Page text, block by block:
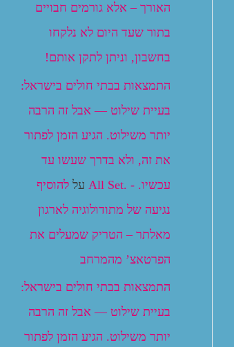
האורך – אלא גורמים חבויים
בתור שעד היום לא נלקחו
בחשבון, וניתן לתקן אותם!
התמצאות בבתי חולים בישראל:
בעיית שילוט — אבל זה הרבה
יותר משילוט. הגיע הזמן לפתור
את זה, ולא בדרך שעשו עד
עכשיו. - .All Set
עללהוסיף
נגיעה של מתודולוגיה לארגון
מאלתר – הטריק שמעלים את
הפרטאצ’ מהמרחב
התמצאות בבתי חולים בישראל:
בעיית שילוט — אבל זה הרבה
יותר משילוט. הגיע הזמן לפתור